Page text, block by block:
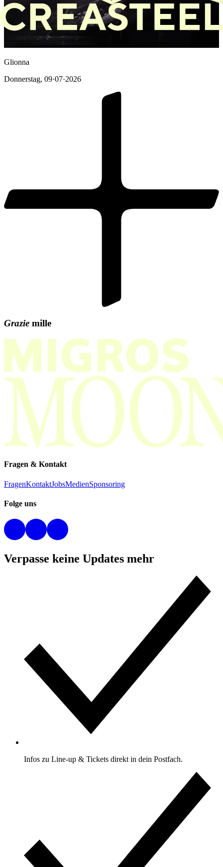
Glionna
Donnerstag, 09·07·2026
Grazie mille
Fragen & Kontakt
FragenKontaktJobsMedienSponsoring
Folge uns
Verpasse keine Updates mehr
Infos zu Line-up & Tickets direkt in dein Postfach.